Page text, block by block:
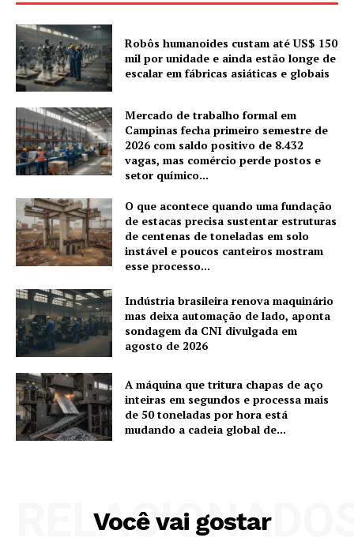
Robôs humanoides custam até US$ 150
mil por unidade e ainda estão longe de
escalar em fábricas asiáticas e globais
Mercado de trabalho formal em
Campinas fecha primeiro semestre de
2026 com saldo positivo de 8.432
vagas, mas comércio perde postos e
setor químico...
O que acontece quando uma fundação
de estacas precisa sustentar estruturas
de centenas de toneladas em solo
instável e poucos canteiros mostram
esse processo...
Indústria brasileira renova maquinário
mas deixa automação de lado, aponta
sondagem da CNI divulgada em
agosto de 2026
A máquina que tritura chapas de aço
inteiras em segundos e processa mais
de 50 toneladas por hora está
mudando a cadeia global de...
Você vai gostar